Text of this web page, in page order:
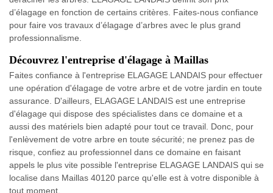
d’élagage en fonction de certains critères. Faites-nous confiance
pour faire vos travaux d’élagage d’arbres avec le plus grand
professionnalisme.
Découvrez l'entreprise d'élagage à Maillas
Faites confiance à l'entreprise ELAGAGE LANDAIS pour effectuer
une opération d'élagage de votre arbre et de votre jardin en toute
assurance. D'ailleurs, ELAGAGE LANDAIS est une entreprise
d'élagage qui dispose des spécialistes dans ce domaine et a
aussi des matériels bien adapté pour tout ce travail. Donc, pour
l'enlèvement de votre arbre en toute sécurité; ne prenez pas de
risque, confiez au professionnel dans ce domaine en faisant
appels le plus vite possible l'entreprise ELAGAGE LANDAIS qui se
localise dans Maillas 40120 parce qu'elle est à votre disponible à
tout moment.